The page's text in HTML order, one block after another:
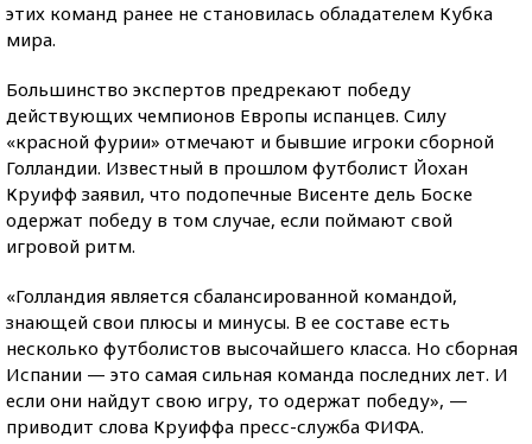
этих команд ранее не становилась обладателем Кубка
мира.
Большинство экспертов предрекают победу
действующих чемпионов Европы испанцев. Силу
«красной фурии» отмечают и бывшие игроки сборной
Голландии. Известный в прошлом футболист Йохан
Круифф заявил, что подопечные Висенте дель Боске
одержат победу в том случае, если поймают свой
игровой ритм.
«Голландия является сбалансированной командой,
знающей свои плюсы и минусы. В ее составе есть
несколько футболистов высочайшего класса. Но сборная
Испании — это самая сильная команда последних лет. И
если они найдут свою игру, то одержат победу», —
приводит слова Круиффа пресс-служба ФИФА.